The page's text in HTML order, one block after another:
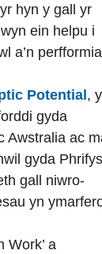
hyn y gall yr
ein helpu i
a’n
Potential,
gyda
ac
gyda
gall niwro-
yn
Work’ a